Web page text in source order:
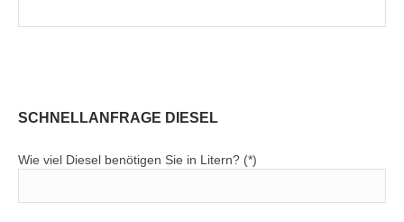
SCHNELLANFRAGE DIESEL
Wie viel Diesel benötigen Sie in Litern? (*)